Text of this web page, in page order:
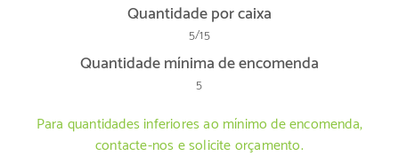
Quantidade por caixa
5/15
Quantidade mínima de encomenda
5
Para quantidades inferiores ao mínimo de encomenda,
contacte-nos e solicite orçamento.